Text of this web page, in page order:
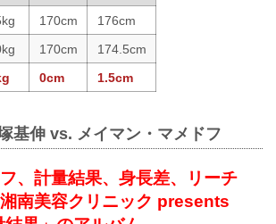
170cm
176cm
170cm
174.5cm
0cm 1.5cm
基伸 vs. メイマン・マメドフ
フ、計量結果、身長差、リーチ
南美容クリニック presents